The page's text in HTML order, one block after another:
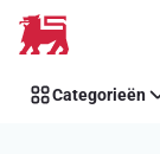
Overslaan
Categorieën